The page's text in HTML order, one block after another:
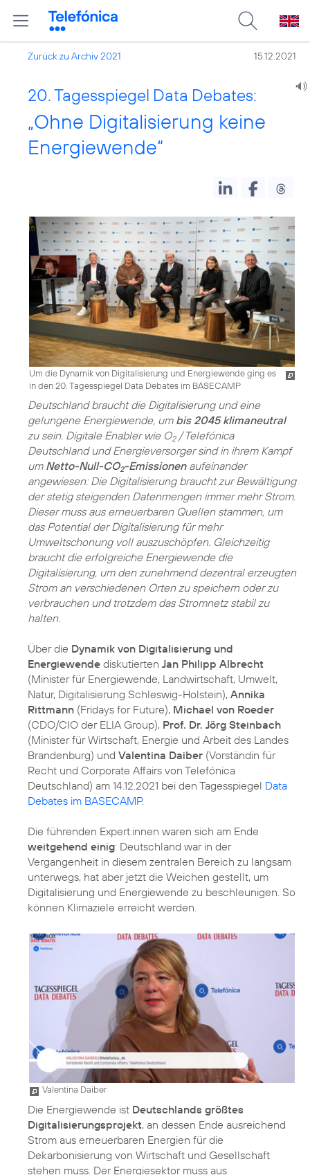
Zurück zu Archiv 2021 15.12.2021
20. Tagesspiegel Data Debates:
„Ohne Digitalisierung keine
Energiewende“
Um die Dynamik von Digitalisierung und Energiewende ging es
in den 20. Tagesspiegel Data Debates im BASECAMP
Deutschland braucht die Digitalisierung und eine
gelungene Energiewende, um bis 2045 klimaneutral
zu sein. Digitale Enabler wie O2/ Telefónica
Deutschland und Energieversorger sind in ihrem Kampf
um Netto-Null-CO2-Emissionenaufeinander
angewiesen: Die Digitalisierung braucht zur Bewältigung
der stetig steigenden Datenmengen immer mehr Strom.
Dieser muss aus erneuerbaren Quellen stammen, um
das Potential der Digitalisierung für mehr
Umweltschonung voll auszuschöpfen. Gleichzeitig
braucht die erfolgreiche Energiewende die
Digitalisierung, um den zunehmend dezentral erzeugten
Strom an verschiedenen Orten zu speichern oder zu
verbrauchen und trotzdem das Stromnetz stabil zu
halten.
Über die Dynamik von Digitalisierung und
Energiewende diskutierten Jan Philipp Albrecht
(Minister für Energiewende, Landwirtschaft, Umwelt,
Natur, Digitalisierung Schleswig-Holstein), Annika
Rittmann (Fridays for Future), Michael von Roeder
(CDO/CIO der ELIA Group), Prof. Dr. Jörg Steinbach
(Minister für Wirtschaft, Energie und Arbeit des Landes
Brandenburg) und Valentina Daiber (Vorständin für
Recht und Corporate Affairs von Telefónica
Deutschland) am 14.12.2021 bei den Tagesspiegel Data
Debates im BASECAMP.
Die führenden Expert:innen waren sich am Ende
weitgehend einig: Deutschland war in der
Vergangenheit in diesem zentralen Bereich zu langsam
unterwegs, hat aber jetzt die Weichen gestellt, um
Digitalisierung und Energiewende zu beschleunigen. So
können Klimaziele erreicht werden.
Valentina Daiber
Die Energiewende ist Deutschlands größtes
Digitalisierungsprojekt, an dessen Ende ausreichend
Strom aus erneuerbaren Energien für die
Dekarbonisierung von Wirtschaft und Gesellschaft
stehen muss. Der Energiesektor muss aus